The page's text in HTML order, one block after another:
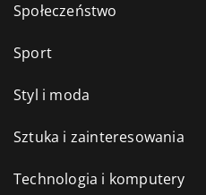
Społeczeństwo
Sport
Styl i moda
Sztuka i zainteresowania
Technologia i komputery